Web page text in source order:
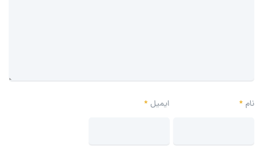
نام* ایمیل*